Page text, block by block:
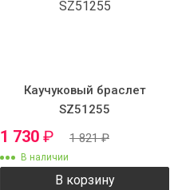
Каучуковый браслет
SZ51255
1 730 ₽ 1 821₽
В наличии
В корзину